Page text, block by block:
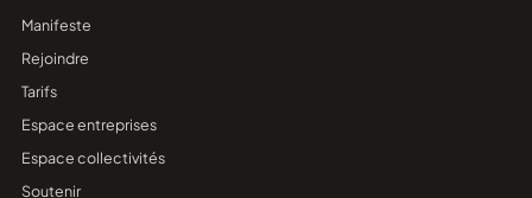
Manifeste
Rejoindre
Tarifs
Espace entreprises
Espace collectivités
Soutenir